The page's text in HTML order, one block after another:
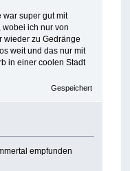
war super gut mit
wobei ich nur von
wieder zu Gedränge
weit und das nur mit
in einer coolen Stadt
Gespeichert
empfunden